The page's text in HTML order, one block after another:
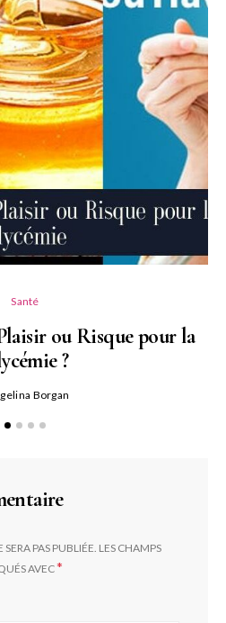
Santé
ou Risque pour la
?
Borgan
PAS PUBLIÉE. LES CHAMPS
AVEC*